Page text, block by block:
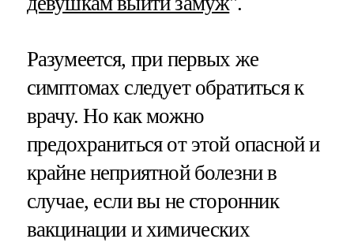
Разумеется, при первых же
симптомах следует обратиться к
врачу. Но как можно
предохраниться от этой опасной и
крайне неприятной болезни в
случае, если вы не сторонник
вакцинации и химических